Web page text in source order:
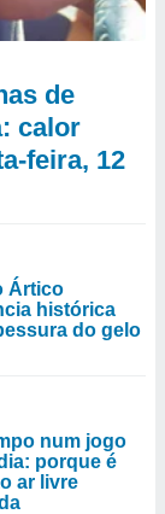
de
calor
feira, 12
Ártico
histórica
do gelo
num jogo
porque é
ar livre